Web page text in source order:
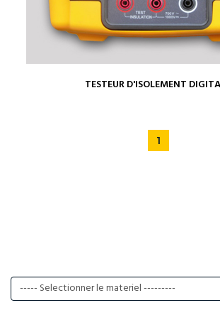
TESTEUR D'ISOLEMENT
1